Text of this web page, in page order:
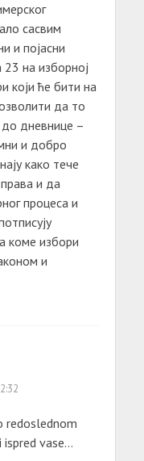
сасвим
и појасни
23 на изборној
који ће бити на
да то
до дневнице –
и добро
како тече
и да
процеса и
коме избори
и
redoslednom
vase…